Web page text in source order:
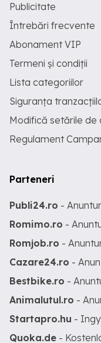
Publicitate
Întrebări frecvente
Abonament VIP
Termeni și condiții
Lista categoriilor
Siguranța
Modifică setările
Regulament
Parteneri
Publi24.ro -
Romimo.ro -
Romjob.ro -
Cazare24.ro -
Bestbike.ro -
Animalutul.ro -
Startapro.hu -
Quoka.de -